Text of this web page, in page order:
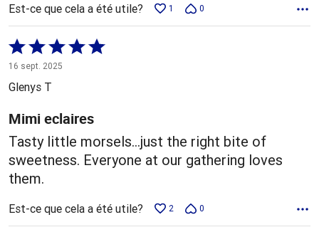
Est-ce que cela a été utile? 1 0
Coté
5 sur
5
16 sept. 2025
Glenys T
Mimi eclaires
Tasty little morsels…just the right bite of
sweetness. Everyone at our gathering loves
them.
Est-ce que cela a été utile? 2 0